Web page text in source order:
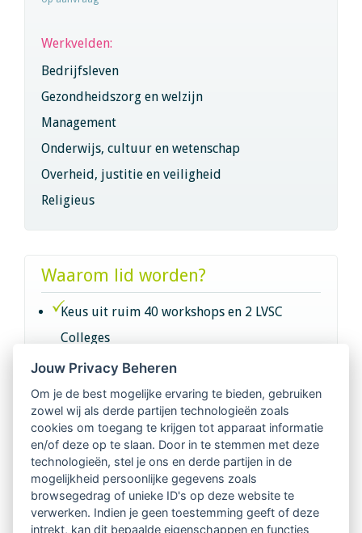
Werkvelden:
Bedrijfsleven
Gezondheidszorg en welzijn
Management
Onderwijs, cultuur en wetenschap
Overheid, justitie en veiligheid
Religieus
Waarom lid worden?
Keus uit ruim 40 workshops en 2 LVSC
Colleges
Intervisie met geregistreerde vakgenoten
Netwerk van 2100 professionals in 14
regio's
Vindbaar voor opdrachtgevers
Tijdschrift voor
Jouw Privacy Beheren
Om je de best mogelijke ervaring te bieden, gebruiken
zowel wij als derde partijen technologieën zoals
cookies om toegang te krijgen tot apparaat informatie
en/of deze op te slaan. Door in te stemmen met deze
technologieën, stel je ons en derde partijen in de
mogelijkheid persoonlijke gegevens zoals
browsegedrag of unieke ID's op deze website te
verwerken. Indien je geen toestemming geeft of deze
intrekt, kan dit bepaalde eigenschappen en functies